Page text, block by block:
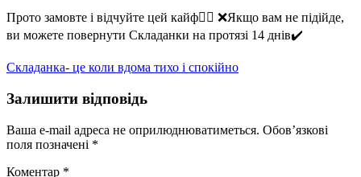
Прото замовте і відчуйте цей кайф🤸‍♂️ ❌Якщо вам не підійде,
ви можете повернути Складанки на протязі 14 днів✔️
Навігація
записів
Складанка- це коли вдома тихо і спокійно
Залишити відповідь
Ваша e-mail адреса не оприлюднюватиметься. Обов’язкові
поля позначені *
Коментар *